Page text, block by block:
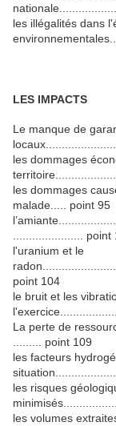
les illégalités dans
LES IMPACTS
Le manque de
les dommages
les dommages
malade..... point 95
...................... point
l'uranium et le
point 104
le bruit et les
La perte de
......... point 109
les facteurs
les risques
les volumes